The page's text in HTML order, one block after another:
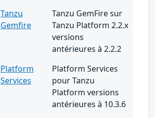
Tanzu
Gemfire
Tanzu GemFire sur
Tanzu Platform 2.2.x
versions
antérieures à 2.2.2
Platform
Services
Platform Services
pour Tanzu
Platform versions
antérieures à 10.3.6